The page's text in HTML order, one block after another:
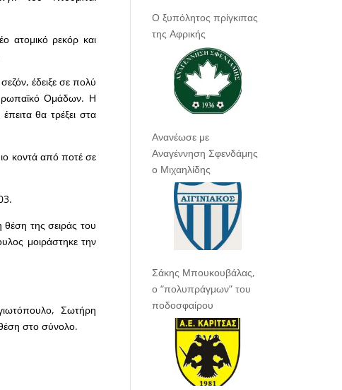
ατομικό ρεκόρ και
έδειξε σε πολύ
Ομάδων. Η
θα τρέξει στα
κοντά από ποτέ σε
της σειράς του
μοιράστηκε την
Σωτήρη
στο σύνολο.
Ο ξυπόλητος πρίγκιπας
της Αφρικής
Ανανέωσε με
Αναγέννηση Σφενδάμης
ο Μιχαηλίδης
Σάκης Μπουκουβάλας,
ο “πολυπράγμων” του
ποδοσφαίρου